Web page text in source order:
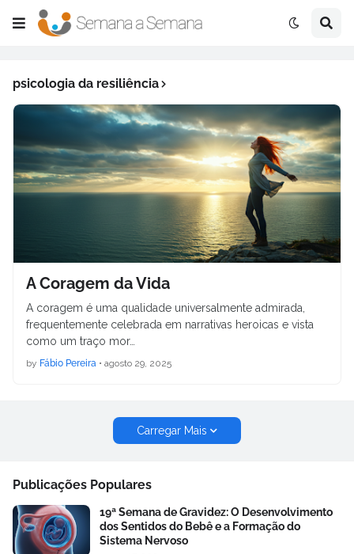
psicologia da resiliência
A Coragem da Vida
A coragem é uma qualidade universalmente admirada,
frequentemente celebrada em narrativas heroicas e vista
como um traço mor…
by Fábio Pereira • agosto 29, 2025
Carregar Mais
Publicações Populares
19ª Semana de Gravidez: O Desenvolvimento
dos Sentidos do Bebê e a Formação do
Sistema Nervoso